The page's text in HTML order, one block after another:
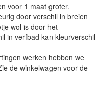
voor 1 maat groter.
door verschil in breien
wol is door het
in verfbad kan kleurverschil
werken hebben we
de winkelwagen voor de